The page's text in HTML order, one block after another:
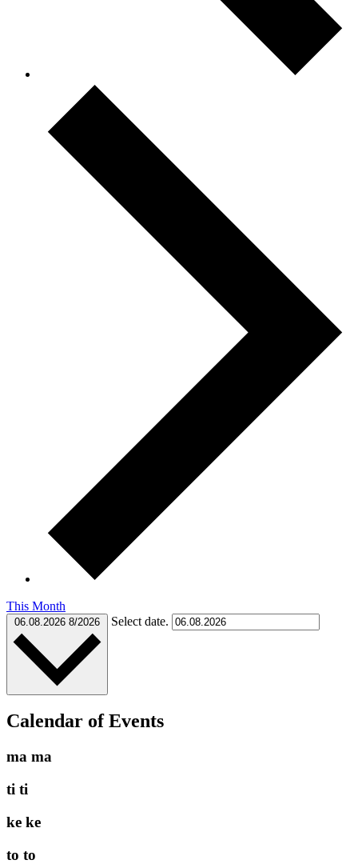
This Month
06.08.2026 8/2026 Select date.
Calendar of Events
ma ma
ti ti
ke ke
to to